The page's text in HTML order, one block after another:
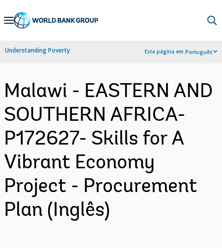
Skip
Navigation
Understanding Poverty Esta página em:Português
Malawi - EASTERN AND
SOUTHERN AFRICA-
P172627- Skills for A
Vibrant Economy
Project - Procurement
Plan (Inglês)